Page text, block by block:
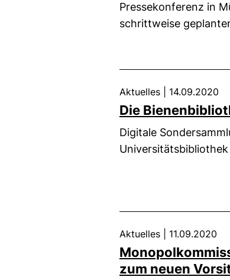
Pressekonferenz in
schrittweise
Die
Aktuelles 14.09.2020
Digitale
Universitätsbibliothek
zum neuen
Aktuelles 11.09.2020